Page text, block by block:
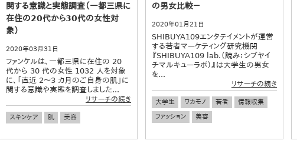
関する意識と実態調査（一都三県に
在住の20代から30代の女性対
象）
2020年03月31日
ファンケルは、一都三県に在住の 20
代から 30 代の女性 1032 人を対象
に、「直近 2～3 カ月のご自身の肌」に
関する意識や実態を調査しました...
リサーチの続き
スキンケア 肌 美容
の男女比較－
2020年01月21日
SHIBUYA109エンタテイメントが運営
する若者マーケティング研究機関
『SHIBUYA109 lab.（読み：シブヤイ
チマルキューラボ）』は大学生の男女
を...
リサーチの続き
大学生 ワカモノ 若者
情報収集
ファッション
美容